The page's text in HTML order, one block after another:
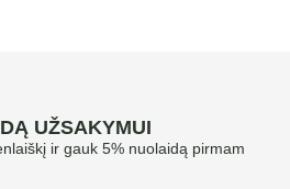
UŽSAKYMUI
ir gauk 5% nuolaidą pirmam